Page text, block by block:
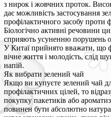
з нирок і жовчних проток.
дає можливість застосування
профілактичного засобу проти
Біологічно активні речовини
сприяють усуненню порушень
У Китаї прийнято вважати, що
вічне життя і молодість, слід
напій.
Як вибрати зелений чай
Якщо ви купуєте зелений чай
профілактичних цілей, то
покупку пакетиків або
повинен бути абсолютно